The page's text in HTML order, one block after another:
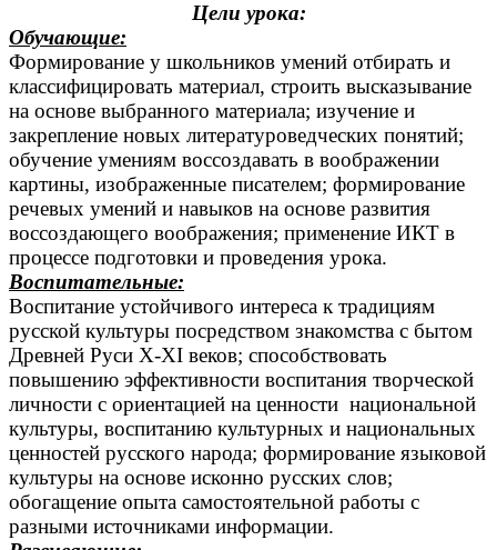
Цели урока:
Обучающие:
Формирование у школьников умений отбирать и
классифицировать материал, строить высказывание
на основе выбранного материала; изучение и
закрепление новых литературоведческих понятий;
обучение умениям воссоздавать в воображении
картины, изображенные писателем; формирование
речевых умений и навыков на основе развития
воссоздающего воображения; применение ИКТ в
процессе подготовки и проведения урока.
Воспитательные:
Воспитание устойчивого интереса к традициям
русской культуры посредством знакомства с бытом
Древней Руси X-XI веков; способствовать
повышению эффективности воспитания творческой
личности с ориентацией на ценности национальной
культуры, воспитанию культурных и национальных
ценностей русского народа; формирование языковой
культуры на основе исконно русских слов;
обогащение опыта самостоятельной работы с
разными источниками информации.